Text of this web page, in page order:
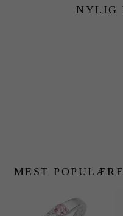
NYLIG
MEST